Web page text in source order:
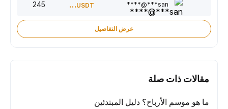
san***@****
150USDT
عرض التفاصيل
مقالات ذات صلة
ما هو موسم الأرباح؟ دليل المبتدئين